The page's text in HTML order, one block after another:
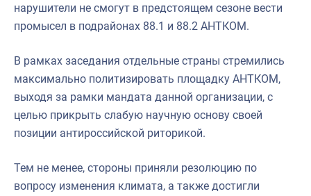
нарушители не смогут в предстоящем сезоне вести
промысел в подрайонах 88.1 и 88.2 АНТКОМ.
В рамках заседания отдельные страны стремились
максимально политизировать площадку АНТКОМ,
выходя за рамки мандата данной организации, с
целью прикрыть слабую научную основу своей
позиции антироссийской риторикой.
Тем не менее, стороны приняли резолюцию по
вопросу изменения климата, а также достигли